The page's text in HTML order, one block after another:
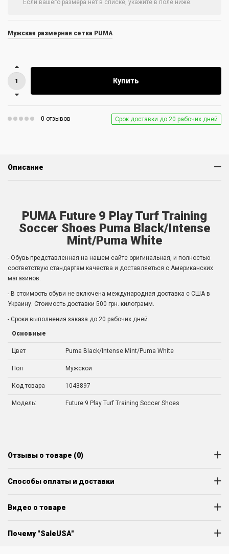
Мужская размерная сетка PUMA
Купить
0 отзывов Срок доставки до 20 рабочих дней
Описание
PUMA Future 9 Play Turf Training
Soccer Shoes Puma Black/Intense
Mint/Puma White
- Обувь представленная на нашем сайте оригинальная, и полностью
соответствую стандартам качества и доставляеться с Американских
магазинов.
- В стоимость обуви не включена международная доставка с США в
Украину. Стоимость доставки 500 грн. килограмм.
- Сроки выполнения заказа до 20 рабочих дней.
Основные
Цвет Puma Black/Intense Mint/Puma White
Пол Мужской
Код товара 1043897
Модель: Future 9 Play Turf Training Soccer Shoes
Отзывы о товаре (0)
Способы оплаты и доставки
Видео о товаре
Почему "SaleUSA"